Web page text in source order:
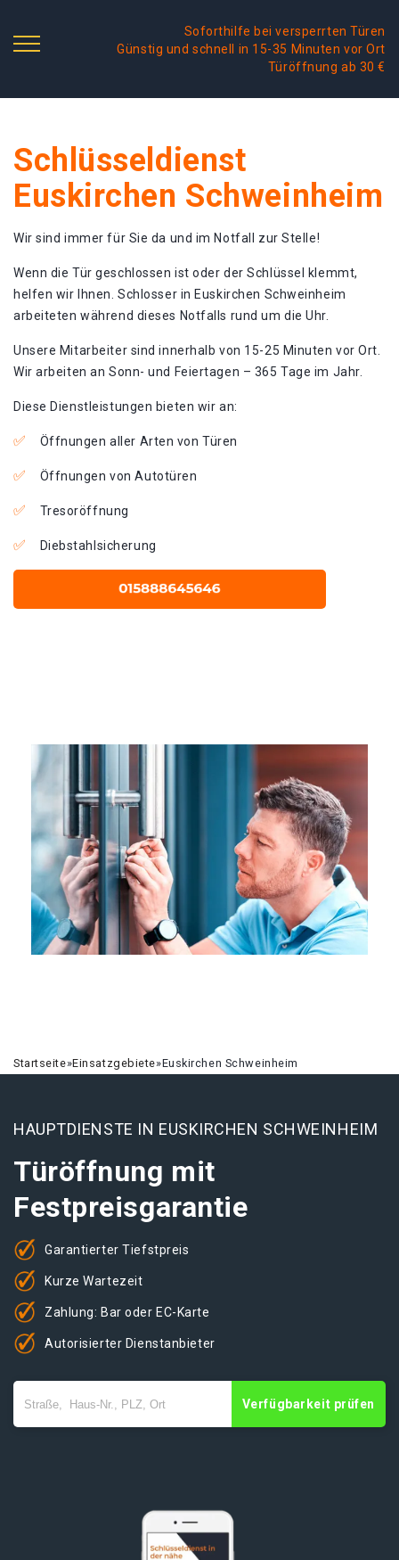
Soforthilfe bei versperrten Türen
Günstig und schnell in 15-35 Minuten vor Ort
Türöffnung ab 30 €
Schlüsseldienst
Euskirchen Schweinheim
Wir sind immer für Sie da und im Notfall zur Stelle!
Wenn die Tür geschlossen ist oder der Schlüssel klemmt,
helfen wir Ihnen. Schlosser in Euskirchen Schweinheim
arbeiteten während dieses Notfalls rund um die Uhr.
Unsere Mitarbeiter sind innerhalb von 15-25 Minuten vor Ort.
Wir arbeiten an Sonn- und Feiertagen – 365 Tage im Jahr.
Diese Dienstleistungen bieten wir an:
Öffnungen aller Arten von Türen
Öffnungen von Autotüren
Tresoröffnung
Diebstahlsicherung
Startseite»Einsatzgebiete»Euskirchen Schweinheim
HAUPTDIENSTE IN EUSKIRCHEN SCHWEINHEIM
Türöffnung mit
Festpreisgarantie
Garantierter Tiefstpreis
Kurze Wartezeit
Zahlung: Bar oder EC-Karte
Autorisierter Dienstanbieter
Verfügbarkeit prüfen